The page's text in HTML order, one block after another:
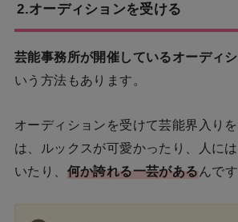
2.オーディションを受ける
芸能事務所が開催しているオーディ
いう方法もあります。
オーディションを受けて芸能界入り
は、ルックスが可愛かったり、人に
いたり、 何か誇れる一芸がある んです